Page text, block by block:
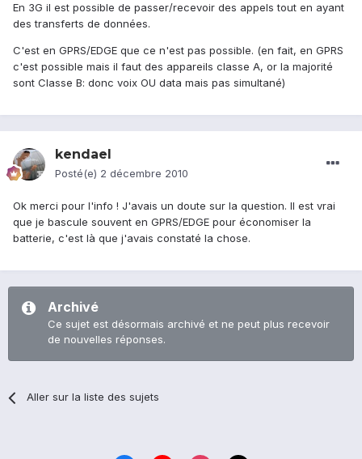
En 3G il est possible de passer/recevoir des appels tout en ayant
des transferts de données.
C'est en GPRS/EDGE que ce n'est pas possible. (en fait, en GPRS
c'est possible mais il faut des appareils classe A, or la majorité
sont Classe B: donc voix OU data mais pas simultané)
kendael
Posté(e) 2 décembre 2010
Ok merci pour l'info ! J'avais un doute sur la question. Il est vrai
que je bascule souvent en GPRS/EDGE pour économiser la
batterie, c'est là que j'avais constaté la chose.
Archivé
Ce sujet est désormais archivé et ne peut plus recevoir
de nouvelles réponses.
Aller sur la liste des sujets